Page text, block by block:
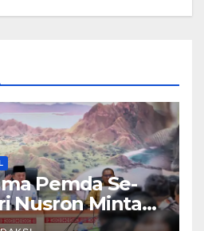
Pemda Se-
Nusron Minta
Daerah